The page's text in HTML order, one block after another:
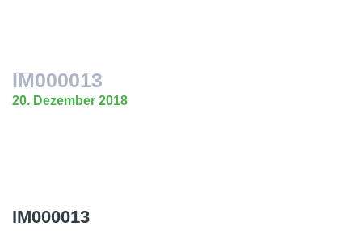
IM000013
20. Dezember 2018
IM000013